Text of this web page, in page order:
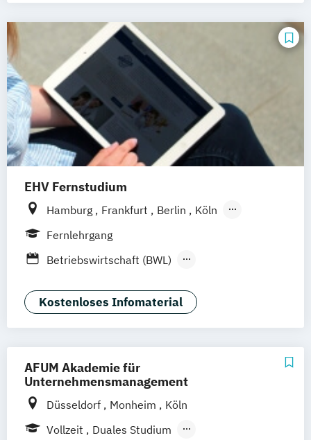
EHV Fernstudium
Hamburg Frankfurt Berlin
Köln
München
Fernlehrgang
Betriebswirtschaft (BWL)
Geprüfte/r Wirtschaftsfachwirt/in (IHK)
Kostenloses Infomaterial
AFUM Akademie für
Unternehmensmanagement
Düsseldorf Monheim
Köln
Vollzeit
Duales Studium